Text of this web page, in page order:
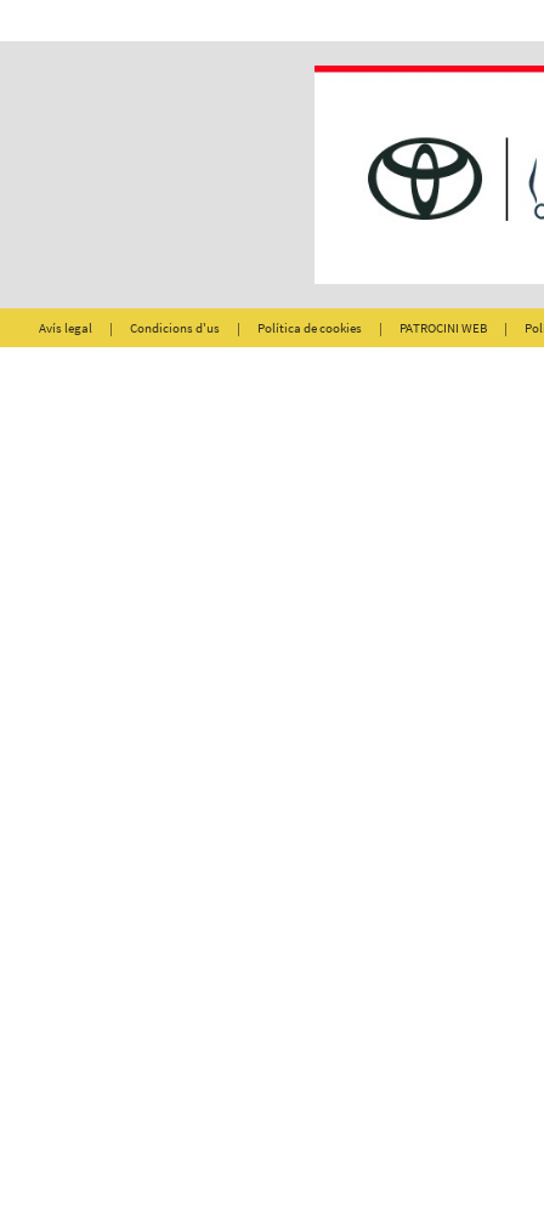
Avís legal | Condicions d'us | Política de cookies | PATROCINI WEB |